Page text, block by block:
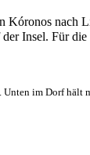
nach
Insel. Für
im Dorf hält